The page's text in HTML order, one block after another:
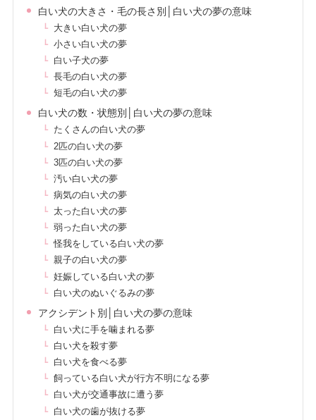
白い犬の大きさ・毛の長さ別│白い犬の夢の意味
大きい白い犬の夢
小さい白い犬の夢
白い子犬の夢
長毛の白い犬の夢
短毛の白い犬の夢
白い犬の数・状態別│白い犬の夢の意味
たくさんの白い犬の夢
2匹の白い犬の夢
3匹の白い犬の夢
汚い白い犬の夢
病気の白い犬の夢
太った白い犬の夢
弱った白い犬の夢
怪我をしている白い犬の夢
親子の白い犬の夢
妊娠している白い犬の夢
白い犬のぬいぐるみの夢
アクシデント別│白い犬の夢の意味
白い犬に手を噛まれる夢
白い犬を殺す夢
白い犬を食べる夢
飼っている白い犬が行方不明になる夢
白い犬が交通事故に遭う夢
白い犬の歯が抜ける夢